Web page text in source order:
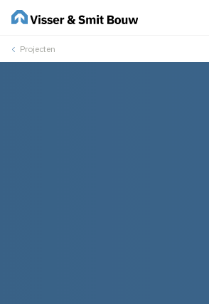
Projecten